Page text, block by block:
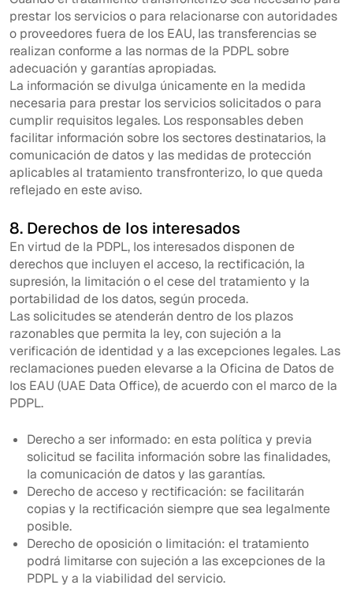
prestar los servicios o para relacionarse con autoridades
o proveedores fuera de los EAU, las transferencias se
realizan conforme a las normas de la PDPL sobre
adecuación y garantías apropiadas.
La información se divulga únicamente en la medida
necesaria para prestar los servicios solicitados o para
cumplir requisitos legales. Los responsables deben
facilitar información sobre los sectores destinatarios, la
comunicación de datos y las medidas de protección
aplicables al tratamiento transfronterizo, lo que queda
reflejado en este aviso.
8. Derechos de los interesados
En virtud de la PDPL, los interesados disponen de
derechos que incluyen el acceso, la rectificación, la
supresión, la limitación o el cese del tratamiento y la
portabilidad de los datos, según proceda.
Las solicitudes se atenderán dentro de los plazos
razonables que permita la ley, con sujeción a la
verificación de identidad y a las excepciones legales. Las
reclamaciones pueden elevarse a la Oficina de Datos de
los EAU (UAE Data Office), de acuerdo con el marco de la
PDPL.
Derecho a ser informado: en esta política y previa
solicitud se facilita información sobre las finalidades,
la comunicación de datos y las garantías.
Derecho de acceso y rectificación: se facilitarán
copias y la rectificación siempre que sea legalmente
posible.
Derecho de oposición o limitación: el tratamiento
podrá limitarse con sujeción a las excepciones de la
PDPL y a la viabilidad del servicio.